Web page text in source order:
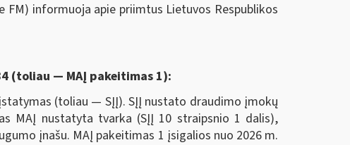
informuoja apie priimtus Lietuvos Respublikos
(toliau — MAĮ pakeitimas 1):
(toliau — SĮĮ). SĮĮ nustato draudimo įmokų
MAĮ nustatyta tvarka (SĮĮ 10 straipsnio 1 dalis),
įnašu. MAĮ pakeitimas 1 įsigalios nuo 2026 m.